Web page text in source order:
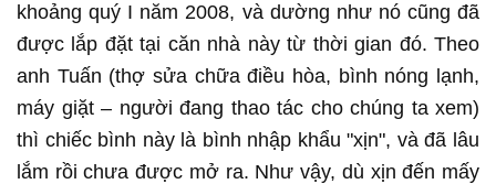
khoảng quý I năm 2008, và dường như nó cũng đã
được lắp đặt tại căn nhà này từ thời gian đó. Theo
anh Tuấn (thợ sửa chữa điều hòa, bình nóng lạnh,
máy giặt – người đang thao tác cho chúng ta xem)
thì chiếc bình này là bình nhập khẩu "xịn", và đã lâu
lắm rồi chưa được mở ra. Như vậy, dù xịn đến mấy